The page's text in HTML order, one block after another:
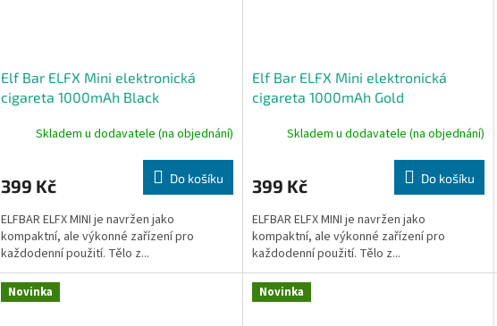
Elf Bar ELFX Mini elektronická
cigareta 1000mAh Black
Skladem u dodavatele (na objednání)
399 Kč Do košíku
ELFBAR ELFX MINI je navržen jako
kompaktní, ale výkonné zařízení pro
každodenní použití. Tělo z...
Elf Bar ELFX Mini elektronická
cigareta 1000mAh Gold
Skladem u dodavatele (na objednání)
399 Kč Do košíku
ELFBAR ELFX MINI je navržen jako
kompaktní, ale výkonné zařízení pro
každodenní použití. Tělo z...
Novinka Novinka